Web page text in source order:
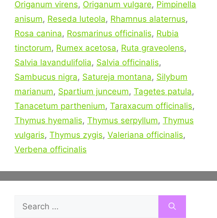
Origanum virens, Origanum vulgare, Pimpinella
anisum, Reseda luteola, Rhamnus alaternus,
Rosa canina, Rosmarinus officinalis, Rubia
tinctorum, Rumex acetosa, Ruta graveolens,
Salvia lavandulifolia, Salvia officinalis,
Sambucus nigra, Satureja montana, Silybum
marianum, Spartium junceum, Tagetes patula,
Tanacetum parthenium, Taraxacum officinalis,
Thymus hyemalis, Thymus serpyllum, Thymus
vulgaris, Thymus zygis, Valeriana officinalis,
Verbena officinalis
for: